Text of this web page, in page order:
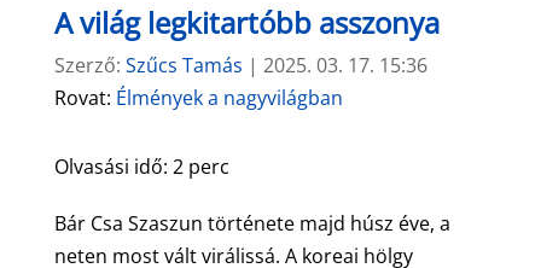
A világ legkitartóbb asszonya
Szerző: Szűcs Tamás | 2025. 03. 17. 15:36
Rovat: Élmények a nagyvilágban
Olvasási idő: 2 perc
Bár Csa Szaszun története majd húsz éve, a
neten most vált virálissá. A koreai hölgy